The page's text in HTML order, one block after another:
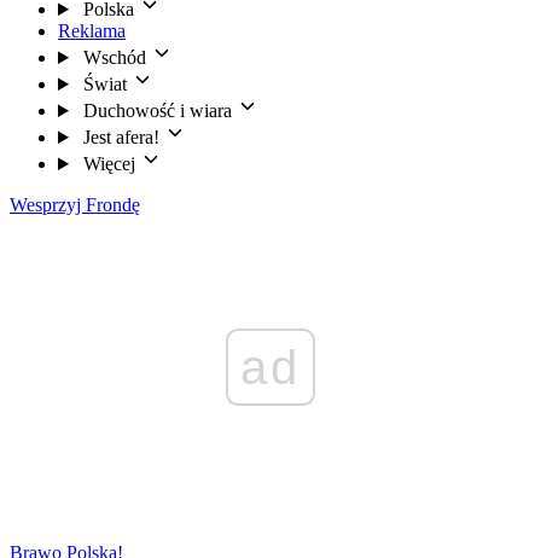
Polska
Reklama
Wschód
Świat
Duchowość i wiara
Jest afera!
Więcej
Wesprzyj Frondę
ad
Brawo Polska!